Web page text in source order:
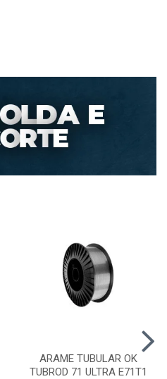
ARAME TUBULAR OK
TUBROD 71 ULTRA E71T1